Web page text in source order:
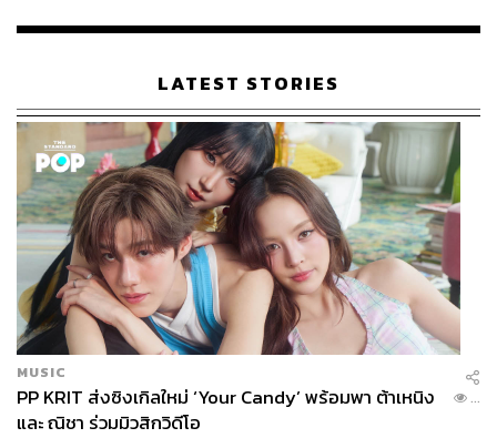
เรือนไทยที่ถูกซุกไว้
LATEST STORIES
MUSIC
PP KRIT ส่งซิงเกิลใหม่ ‘Your Candy’ พร้อมพา ต้าเหนิง
และ ณิชา ร่วมมิวสิกวิดีโอ
...